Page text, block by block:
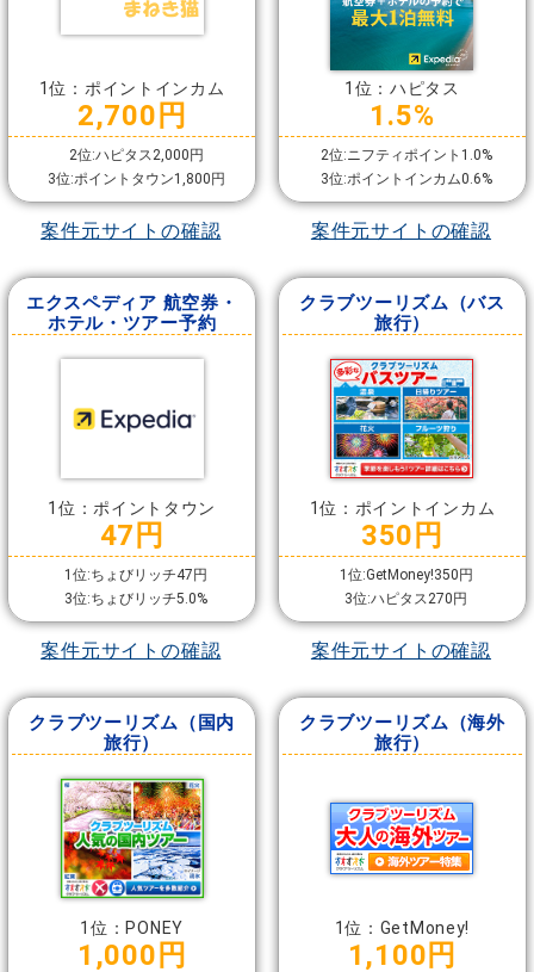
1位：ポイントインカム
2,700円
2位:ハピタス2,000円
3位:ポイントタウン1,800円
案件元サイトの確認
1位：ハピタス
1.5%
2位:ニフティポイント1.0%
3位:ポイントインカム0.6%
案件元サイトの確認
エクスペディア 航空券・
ホテル・ツアー予約
1位：ポイントタウン
47円
1位:ちょびリッチ47円
3位:ちょびリッチ5.0%
案件元サイトの確認
クラブツーリズム（バス
旅行）
1位：ポイントインカム
350円
1位:GetMoney!350円
3位:ハピタス270円
案件元サイトの確認
クラブツーリズム（国内
旅行）
1位：PONEY
1,000円
クラブツーリズム（海外
旅行）
1位：GetMoney!
1,100円